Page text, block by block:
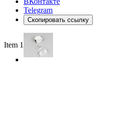
Telegram
Скопировать ссылку
Item 1 of 5